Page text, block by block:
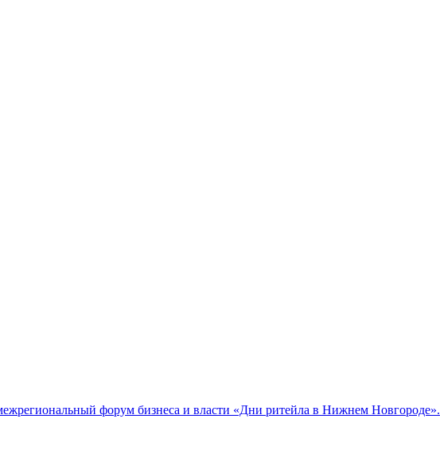
форум бизнеса и власти «Дни ритейла в Нижнем Новгороде».